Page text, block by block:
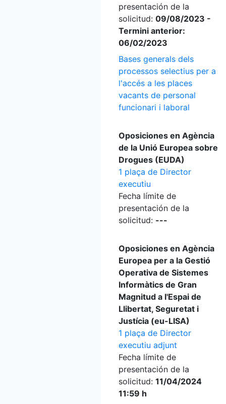
presentación de la
solicitud: 09/08/2023 -
Termini anterior:
06/02/2023
Bases generals dels
processos selectius per a
l'accés a les places
vacants de personal
funcionari i laboral
Oposiciones en Agència
de la Unió Europea sobre
Drogues (EUDA)
1 plaça de Director
executiu
Fecha límite de
presentación de la
solicitud: ---
Oposiciones en Agència
Europea per a la Gestió
Operativa de Sistemes
Informàtics de Gran
Magnitud a l'Espai de
Llibertat, Seguretat i
Justícia (eu-LISA)
1 plaça de Director
executiu adjunt
Fecha límite de
presentación de la
solicitud: 11/04/2024
11:59 h